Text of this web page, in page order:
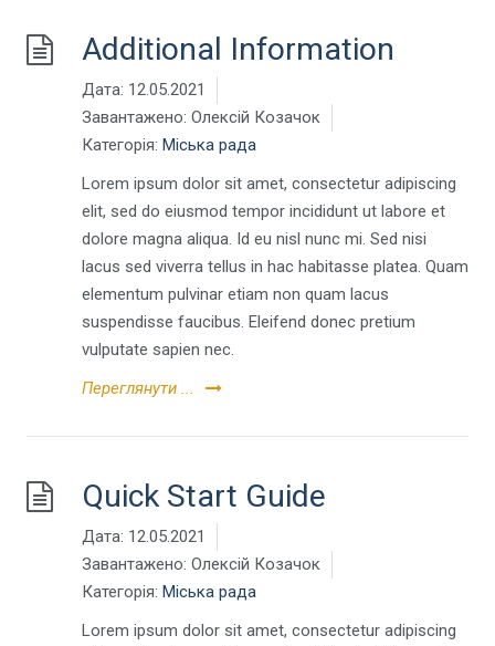
Additional Information
Дата: 12.05.2021
Завантажено: Олексій Козачок
Категорія: Міська рада
Lorem ipsum dolor sit amet, consectetur adipiscing
elit, sed do eiusmod tempor incididunt ut labore et
dolore magna aliqua. Id eu nisl nunc mi. Sed nisi
lacus sed viverra tellus in hac habitasse platea. Quam
elementum pulvinar etiam non quam lacus
suspendisse faucibus. Eleifend donec pretium
vulputate sapien nec.
Переглянути ...
Quick Start Guide
Дата: 12.05.2021
Завантажено: Олексій Козачок
Категорія: Міська рада
Lorem ipsum dolor sit amet, consectetur adipiscing